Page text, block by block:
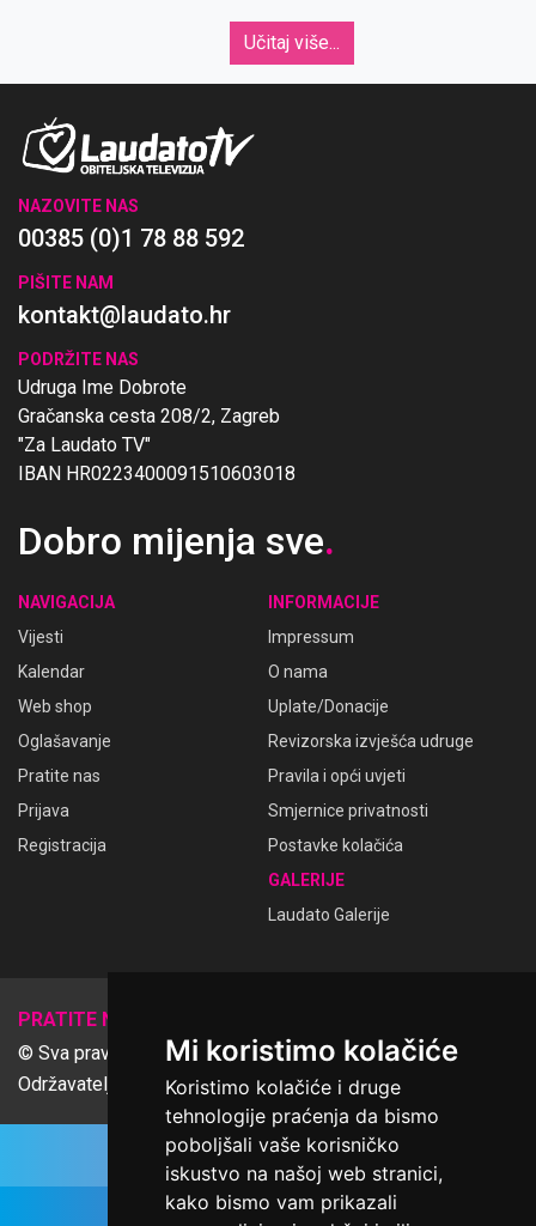
Mi koristimo kolačiće
Koristimo kolačiće i druge
tehnologije praćenja da bismo
poboljšali vaše korisničko
iskustvo na našoj web stranici,
kako bismo vam prikazali
Učitaj više...
NAZOVITE NAS
00385 (0)1 78 88 592
PIŠITE NAM
kontakt@laudato.hr
PODRŽITE NAS
Udruga Ime Dobrote
Gračanska cesta 208/2, Zagreb
"Za Laudato TV"
IBAN HR0223400091510603018
Dobro mijenja sve.
NAVIGACIJA
Vijesti
Kalendar
Web shop
Oglašavanje
Pratite nas
Prijava
Registracija
INFORMACIJE
Impressum
O nama
Uplate/Donacije
Revizorska izvješća udruge
Pravila i opći uvjeti
Smjernice privatnosti
Postavke kolačića
GALERIJE
Laudato Galerije
PRATITE NAS
© Sva prava pridržana Udruga Ime dobrote
Održavatelj Netcom d.o.o., Riva 6, Rijeka